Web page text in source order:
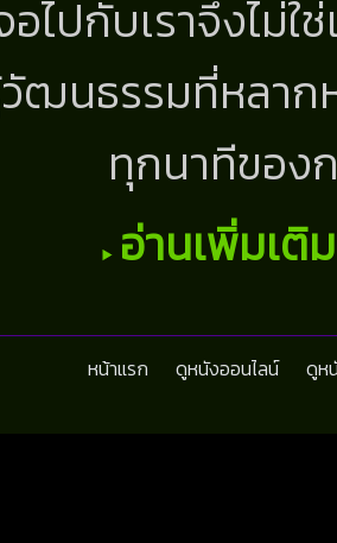
ไปกับเราจึงไม่
วัฒนธรรมที่หลา
ทุกนาทีขอ
อ่านเพิ่มเติ
หน้าแรก ดูหนังออนไลน์ ดูห